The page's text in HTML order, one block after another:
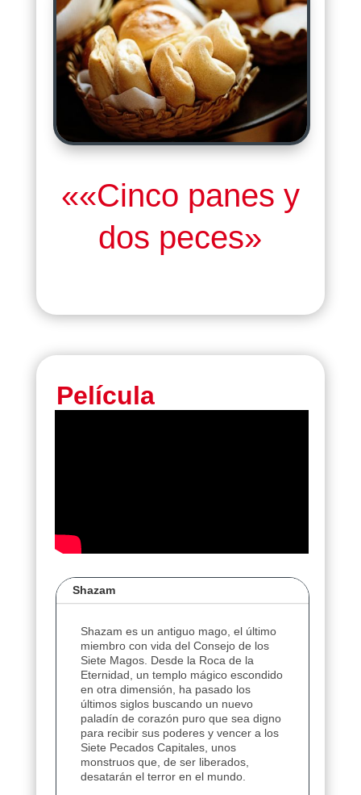
««Cinco panes y
dos peces»
Película
Shazam
Shazam es un antiguo mago, el último
miembro con vida del Consejo de los
Siete Magos. Desde la Roca de la
Eternidad, un templo mágico escondido
en otra dimensión, ha pasado los
últimos siglos buscando un nuevo
paladín de corazón puro que sea digno
para recibir sus poderes y vencer a los
Siete Pecados Capitales, unos
monstruos que, de ser liberados,
desatarán el terror en el mundo.